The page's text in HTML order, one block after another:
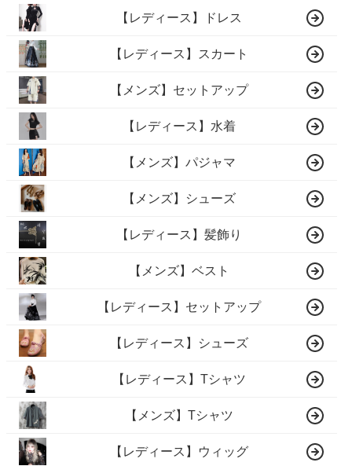
【レディース】ドレス
【レディース】スカート
【メンズ】セットアップ
【レディース】水着
【メンズ】パジャマ
【メンズ】シューズ
【レディース】髪飾り
【メンズ】ベスト
【レディース】セットアップ
【レディース】シューズ
【レディース】Tシャツ
【メンズ】Tシャツ
【レディース】ウィッグ